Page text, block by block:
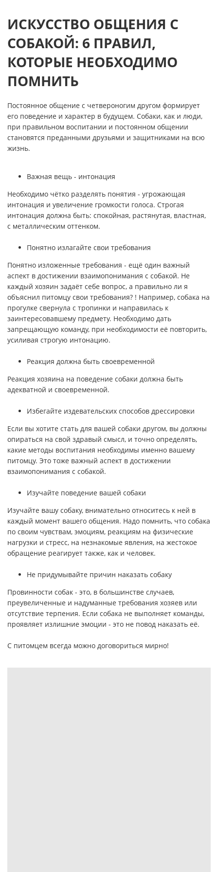
ИСКУССТВО ОБЩЕНИЯ С
СОБАКОЙ: 6 ПРАВИЛ,
КОТОРЫЕ НЕОБХОДИМО
ПОМНИТЬ
Постоянное общение с четвероногим другом формирует
его поведение и характер в будущем. Собаки, как и люди,
при правильном воспитании и постоянном общении
становятся преданными друзьями и защитниками на всю
жизнь.
Важная вещь - интонация
Необходимо чётко разделять понятия - угрожающая
интонация и увеличение громкости голоса. Строгая
интонация должна быть: спокойная, растянутая, властная,
с металлическим оттенком.
Понятно излагайте свои требования
Понятно изложенные требования - ещё один важный
аспект в достижении взаимопонимания с собакой. Не
каждый хозяин задаёт себе вопрос, а правильно ли я
объяснил питомцу свои требования? ! Например, собака на
прогулке свернула с тропинки и направилась к
заинтересовавшему предмету. Необходимо дать
запрещающую команду, при необходимости её повторить,
усиливая строгую интонацию.
Реакция должна быть своевременной
Реакция хозяина на поведение собаки должна быть
адекватной и своевременной.
Избегайте издевательских способов дрессировки
Если вы хотите стать для вашей собаки другом, вы должны
опираться на свой здравый смысл, и точно определять,
какие методы воспитания необходимы именно вашему
питомцу. Это тоже важный аспект в достижении
взаимопонимания с собакой.
Изучайте поведение вашей собаки
Изучайте вашу собаку, внимательно относитесь к ней в
каждый момент вашего общения. Надо помнить, что собака
по своим чувствам, эмоциям, реакциям на физические
нагрузки и стресс, на незнакомые явления, на жестокое
обращение реагирует также, как и человек.
Не придумывайте причин наказать собаку
Провинности собак - это, в большинстве случаев,
преувеличенные и надуманные требования хозяев или
отсутствие терпения. Если собака не выполняет команды,
проявляет излишние эмоции - это не повод наказать её.
С питомцем всегда можно договориться мирно!